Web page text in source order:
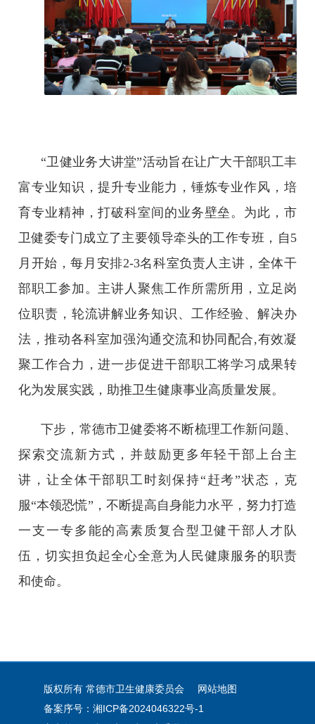
“卫健业务大讲堂”活动旨在让广大干部职工丰
富专业知识，提升专业能力，锤炼专业作风，培
育专业精神，打破科室间的业务壁垒。为此，市
卫健委专门成立了主要领导牵头的工作专班，自5
月开始，每月安排2-3名科室负责人主讲，全体干
部职工参加。主讲人聚焦工作所需所用，立足岗
位职责，轮流讲解业务知识、工作经验、解决办
法，推动各科室加强沟通交流和协同配合,有效凝
聚工作合力，进一步促进干部职工将学习成果转
化为发展实践，助推卫生健康事业高质量发展。
下步，常德市卫健委将不断梳理工作新问题、
探索交流新方式，并鼓励更多年轻干部上台主
讲，让全体干部职工时刻保持“赶考”状态，克
服“本领恐慌”，不断提高自身能力水平，努力打造
一支一专多能的高素质复合型卫健干部人才队
伍，切实担负起全心全意为人民健康服务的职责
和使命。
版权所有 常德市卫生健康委员会
网站地图
备案序号：湘ICP备2024046322号-1